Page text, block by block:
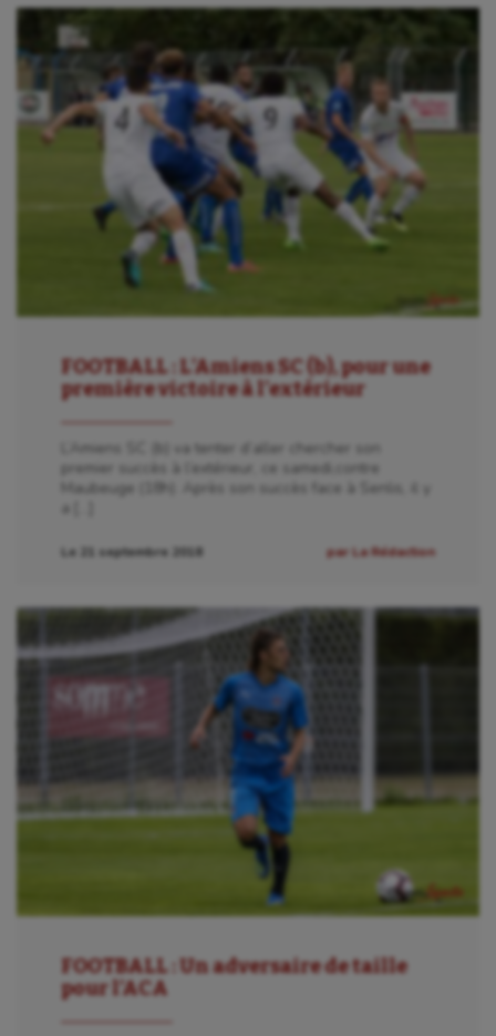
FOOTBALL : L’Amiens SC (b), pour une
première victoire à l’extérieur
L’Amiens SC (b) va tenter d’aller chercher son
premier succès à l’extérieur, ce samedi,contre
Maubeuge (18h). Après son succès face à Senlis, il y
a […]
Le 21 septembre 2018 par La Rédaction
FOOTBALL : Un adversaire de taille
pour l’ACA